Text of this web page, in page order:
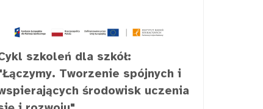
szkoleń dla szkół:
Tworzenie spójnych i
środowisk uczenia